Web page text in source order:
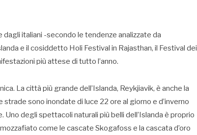
italiani -secondo le tendenze analizzate da
e il cosiddetto Holi Festival in Rajasthan, il Festival dei
più attese di tutto l’anno.
La città più grande dell’Islanda, Reykjiavik, è anche la
sono inondate di luce 22 ore al giorno e d’inverno
degli spettacoli naturali più belli dell’Islanda è proprio
come le cascate Skogafoss e la cascata d’oro